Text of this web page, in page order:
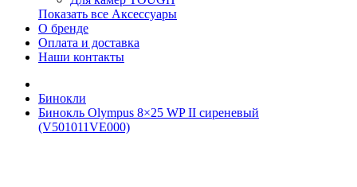
Показать все Аксессуары
О бренде
Оплата и доставка
Наши контакты
Бинокли
Бинокль Olympus 8×25 WP II сиреневый
(V501011VE000)